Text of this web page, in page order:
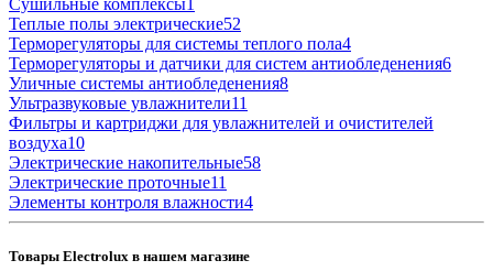
Теплые полы электрические52
Терморегуляторы для системы теплого пола4
Терморегуляторы и датчики для систем антиобледенения6
Уличные системы антиобледенения8
Ультразвуковые увлажнители11
Фильтры и картриджи для увлажнителей и очистителей
воздуха10
Электрические накопительные58
Электрические проточные11
Элементы контроля влажности4
Товары Electrolux в нашем магазине